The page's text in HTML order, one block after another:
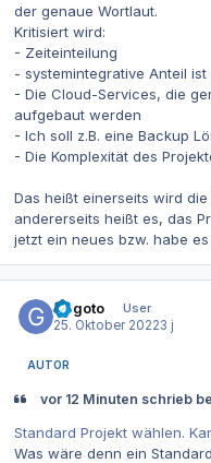
der genaue Wortlaut.
Kritisiert wird:
- Zeiteinteilung
- systemintegrative Anteil
- Die Cloud-Services, die
aufgebaut werden
- Ich soll z.B. eine Backup
- Die Komplexität des
Das heißt einerseits wird
andererseits heißt es, das
jetzt ein neues bzw. habe
Gegoto
User
25. Oktober 20223 j
AUTOR
vor 12 Minuten schrieb
Standard Projekt wählen.
Was wäre denn ein